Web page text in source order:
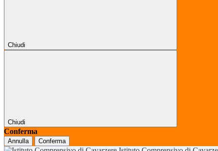
Chiudi
Chiudi
Conferma
Annulla Conferma